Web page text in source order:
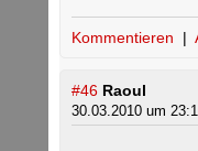
Kommentieren |
#46 Raoul
30.03.2010 um